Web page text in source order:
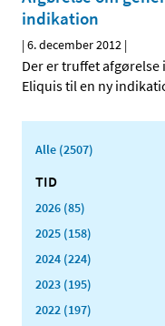
indikation
|6. december 2012 |
Der er truffet
Eliquis til en ny
Alle (2507)
TID
2026 (85)
2025 (158)
2024 (224)
2023 (195)
2022 (197)